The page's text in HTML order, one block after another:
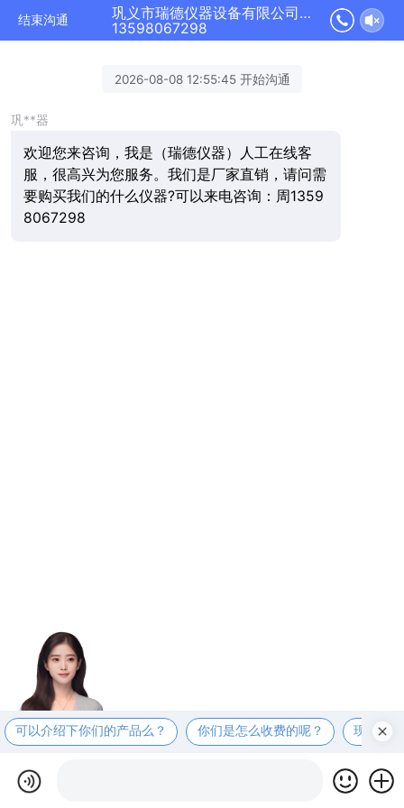
结束沟通
巩义市瑞德仪器设备有限公司正在为您服务
13598067298
2026-08-08 12:55:45 开始沟通
巩**器
欢迎您来咨询，我是（瑞德仪器）人工在线客
服，很高兴为您服务。我们是厂家直销，请问需
要购买我们的什么仪器?可以来电咨询：周1359
8067298
可以介绍下你们的产品么？ 你们是怎么收费的呢？ 现在有